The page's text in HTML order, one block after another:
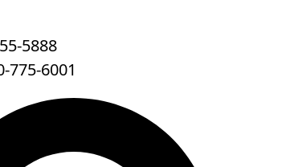
5888
775-6001